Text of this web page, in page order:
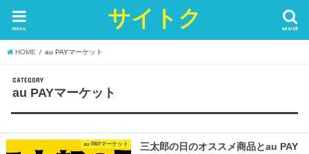
サイトク search
menu
HOME au PAYマーケット
CATEGORY
au PAYマーケット
au PAYマーケット
三太郎の日のオススメ商品とau PAY